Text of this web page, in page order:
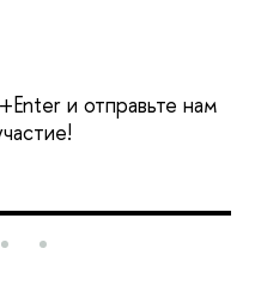
и отправьте нам